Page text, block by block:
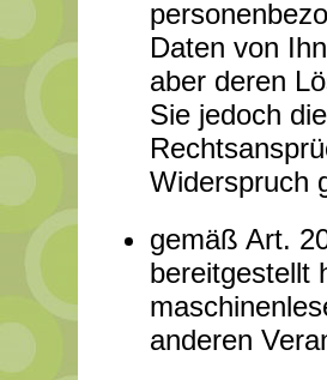
Daten von
aber deren
Sie jedoch
Widerspruch
gemäß Art.
bereitgestellt
anderen